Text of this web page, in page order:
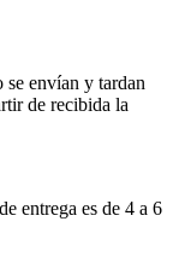
envían y tardan
de recibida la
entrega es de 4 a 6